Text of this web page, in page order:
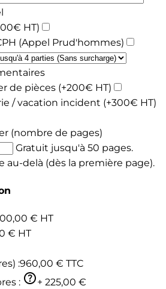
HT)
(Appel Prud'hommes)
de pièces (+200€ HT)
/ vacation incident (+300€ HT)
(nombre de pages)
Gratuit jusqu'à 50 pages.
au-delà (dès la première page).
€ HT
€ HT
:960,00 € TTC
: help_outline+ 225,00 €